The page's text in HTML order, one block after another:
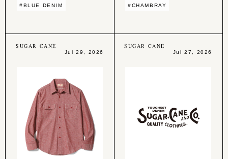
#BLUE DENIM #CHAMBRAY
SUGAR CANE
Jul 29, 2026
SUGAR CANE
Jul 27, 2026